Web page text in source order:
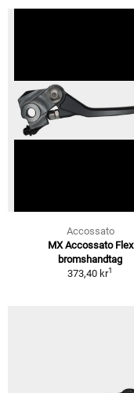
Accossato
MX Accossato Flex
bromshandtag
373,40 kr1